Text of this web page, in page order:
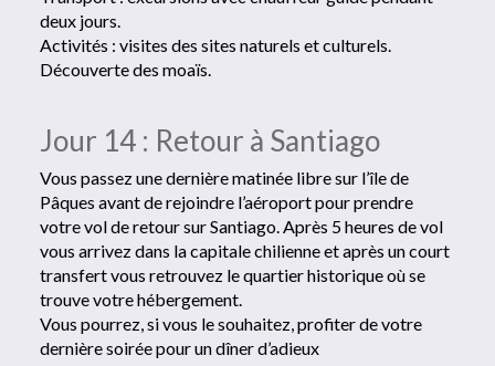
deux jours.
Activités : visites des sites naturels et culturels.
Découverte des moaïs.
Jour 14 : Retour à Santiago
Vous passez une dernière matinée libre sur l’île de
Pâques avant de rejoindre l’aéroport pour prendre
votre vol de retour sur Santiago. Après 5 heures de vol
vous arrivez dans la capitale chilienne et après un court
transfert vous retrouvez le quartier historique où se
trouve votre hébergement.
Vous pourrez, si vous le souhaitez, profiter de votre
dernière soirée pour un dîner d’adieux